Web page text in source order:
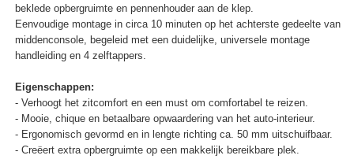
beklede opbergruimte en pennenhouder aan de klep.
Eenvoudige montage in circa 10 minuten op het achterste gedeelte van
middenconsole, begeleid met een duidelijke, universele montage
handleiding en 4 zelftappers.
Eigenschappen:
- Verhoogt het zitcomfort en een must om comfortabel te reizen.
- Mooie, chique en betaalbare opwaardering van het auto-interieur.
- Ergonomisch gevormd en in lengte richting ca. 50 mm uitschuifbaar.
- Creëert extra opbergruimte op een makkelijk bereikbare plek.